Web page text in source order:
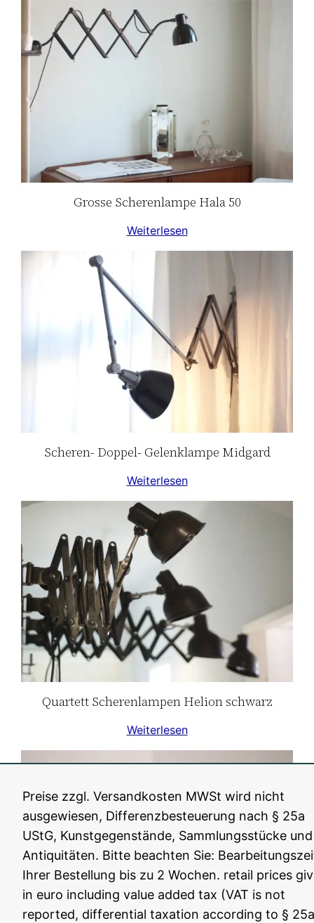
Preise zzgl. Versandkosten MWSt wird nicht
ausgewiesen, Differenzbesteuerung nach § 25a
UStG, Kunstgegenstände, Sammlungsstücke und
Antiquitäten. Bitte beachten Sie:
Ihrer Bestellung bis zu 2 Wochen. retail prices
in euro including value added tax (VAT is not
reported, differential taxation according to §
Grosse Scherenlampe Hala 50
Weiterlesen
Scheren- Doppel- Gelenklampe Midgard
Weiterlesen
Quartett Scherenlampen Helion schwarz
Weiterlesen